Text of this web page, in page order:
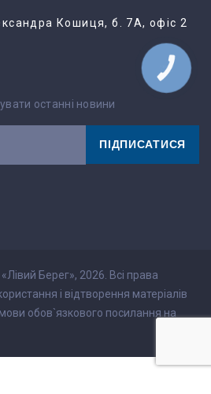
Кошиця, б. 7А, офіс 2
останні новини
ПІДПИСАТИСЯ
Берег», 2026. Всі права
і відтворення матеріалів
обов`язкового посилання на
КНОПКА
ЗВ'ЯЗКУ